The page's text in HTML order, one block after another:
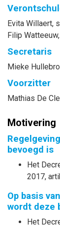
Evita Willaert,
Filip Watteeuw
Secretaris
Mieke
Voorzitter
Mathias De
Motivering
bevoegd is
Het
2017,
Op basis
wordt deze
Het